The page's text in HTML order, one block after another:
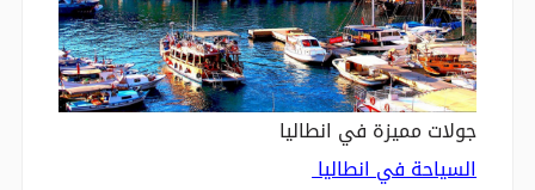
جولات مميزة في انطاليا
السياحة في انطاليا